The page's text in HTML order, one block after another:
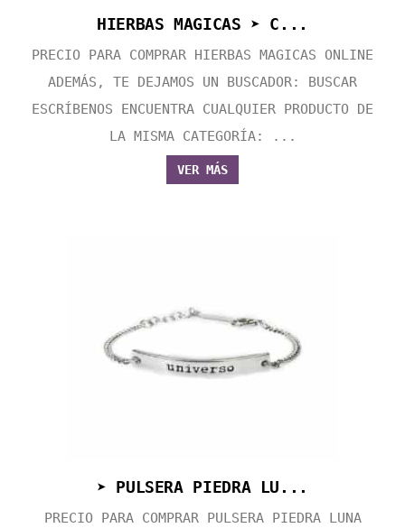
HIERBAS MAGICAS ➤ C...
PRECIO PARA COMPRAR HIERBAS MAGICAS ONLINE
ADEMÁS, TE DEJAMOS UN BUSCADOR: BUSCAR
ESCRÍBENOS ENCUENTRA CUALQUIER PRODUCTO DE
LA MISMA CATEGORÍA: ...
VER MÁS
➤ PULSERA PIEDRA LU...
PRECIO PARA COMPRAR PULSERA PIEDRA LUNA